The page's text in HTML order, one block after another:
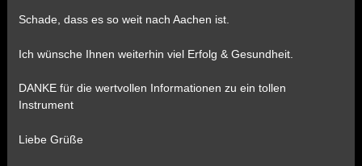
Schade, dass es so weit nach Aachen ist.
Ich wünsche Ihnen weiterhin viel Erfolg & Gesundheit.
DANKE für die wertvollen Informationen zu ein tollen
Instrument
Liebe Grüße